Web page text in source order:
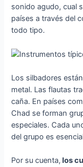
sonido agudo, cual
países a través del
todo tipo.
Los silbadores
metal. Las flautas
caña. En países
Chad se forman
especiales. Cada
del grupo es
Por su cuenta, los